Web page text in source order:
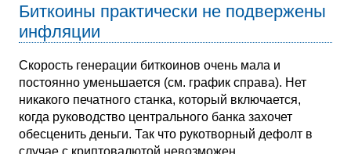
Биткоины практически не подвержены
инфляции
Скорость генерации биткоинов очень мала и
постоянно уменьшается (см. график справа). Нет
никакого печатного станка, который включается,
когда руководство центрального банка захочет
обесценить деньги. Так что рукотворный дефолт в